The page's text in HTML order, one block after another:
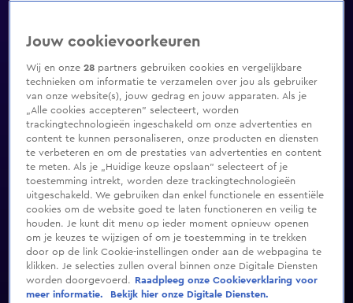
Jouw cookievoorkeuren
Wij en onze28 partners gebruiken cookies en vergelijkbare
technieken om informatie te verzamelen over jou als gebruiker
van onze website(s), jouw gedrag en jouw apparaten. Als je
„Alle cookies accepteren” selecteert, worden
trackingtechnologieën ingeschakeld om onze advertenties en
content te kunnen personaliseren, onze producten en diensten
te verbeteren en om de prestaties van advertenties en content
te meten. Als je „Huidige keuze opslaan” selecteert of je
toestemming intrekt, worden deze trackingtechnologieën
uitgeschakeld. We gebruiken dan enkel functionele en essentiële
cookies om de website goed te laten functioneren en veilig te
houden. Je kunt dit menu op ieder moment opnieuw openen
om je keuzes te wijzigen of om je toestemming in te trekken
door op de link Cookie-instellingen onder aan de webpagina te
klikken. Je selecties zullen overal binnen onze Digitale Diensten
worden doorgevoerd.
Raadpleeg onze Cookieverklaring voor
meer informatie.
Bekijk hier onze Digitale Diensten.